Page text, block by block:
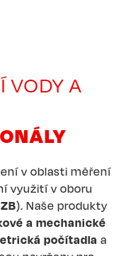
VODY A
v oblasti měření
využití v oboru
). Naše produkty
a mechanické
počítadla a